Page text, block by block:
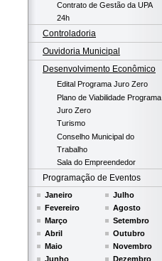
Contrato de Gestão da UPA
24h
Controladoria
Ouvidoria Municipal
Desenvolvimento Econômico
Edital Programa Juro Zero
Plano de Viabilidade Programa
Juro Zero
Turismo
Conselho Municipal do
Trabalho
Sala do Empreendedor
Programação de Eventos
Janeiro
Fevereiro
Março
Abril
Maio
Junho
Julho
Agosto
Setembro
Outubro
Novembro
Dezembro